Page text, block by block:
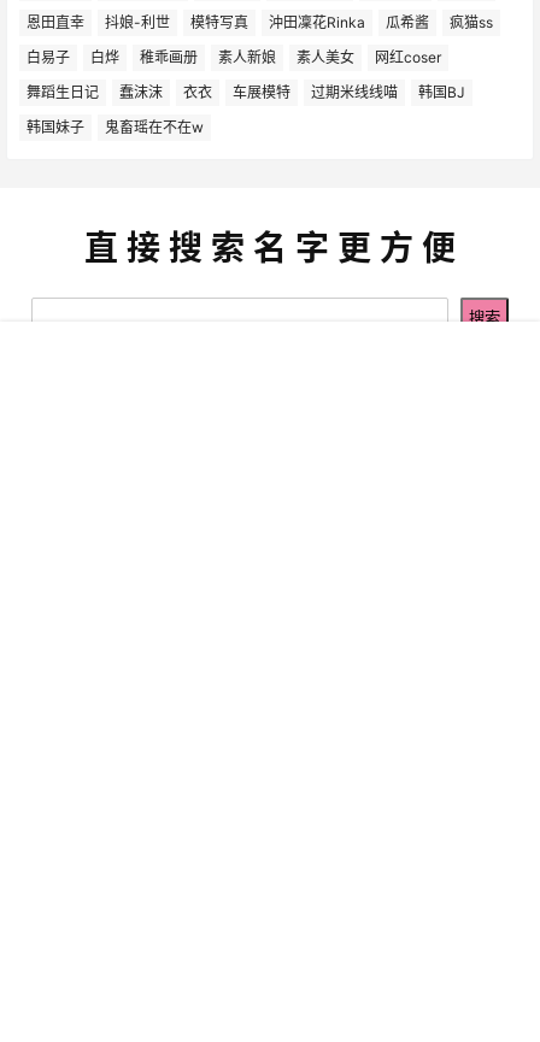
恩田直幸
抖娘-利世 模特写真 沖田凜花Rinka 瓜希酱
疯猫ss
白易子
白烨 稚乖画册 素人新娘 素人美女
网红coser
舞蹈生日记
蠢沫沫 衣衣 车展模特 过期米线线喵
韩国BJ
韩国妹子
鬼畜瑶在不在w
直 接 搜 索 名 字 更 方 便